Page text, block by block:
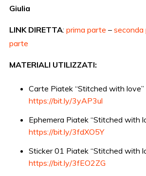
Giulia
LINK DIRETTA:prima parte –seconda
parte
MATERIALI UTILIZZATI:
Carte Piatek “Stitched with love”
https://bit.ly/3yAP3ul
Ephemera Piatek “Stitched with
https://bit.ly/3fdXO5Y
Sticker 01 Piatek “Stitched with
https://bit.ly/3fEO2ZG